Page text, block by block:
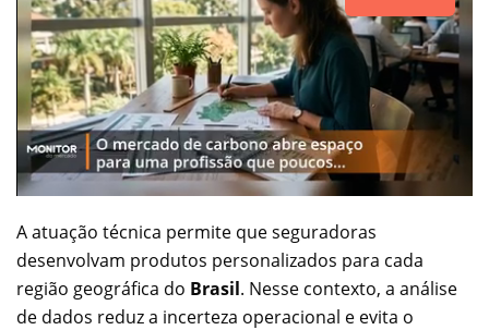
A atuação técnica permite que seguradoras
desenvolvam produtos personalizados para cada
região geográfica do Brasil. Nesse contexto, a análise
de dados reduz a incerteza operacional e evita o